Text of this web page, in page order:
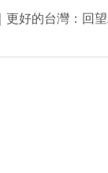
好的台灣：回